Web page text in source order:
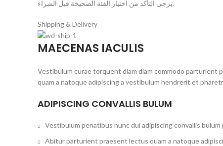
يرجى التأكد من اختيار الفئة الصحيحة قبل الشراء.
Shipping & Delivery
MAECENAS IACULIS
Vestibulum curae torquent diam diam commodo
quam a natoque adipiscing a vestibulum hendrerit et
ADIPISCING CONVALLIS BULUM
Vestibulum penatibus nunc dui adipiscing convallis
Abitur parturient praesent lectus quam a natoque